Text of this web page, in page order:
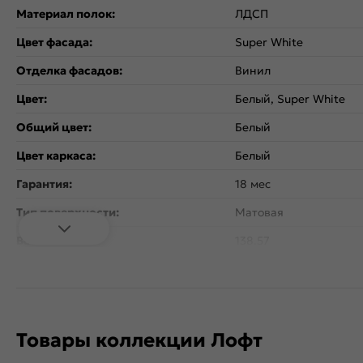
Материал полок:
ЛДСП
Цвет фасада:
Super White
Отделка фасадов:
Винил
Цвет:
Белый, Super White
Общий цвет:
Белый
Цвет каркаса:
Белый
Гарантия:
18 мес
Тип поверхности:
Матовая
Расположение:
Прямые
Товары коллекции Лофт